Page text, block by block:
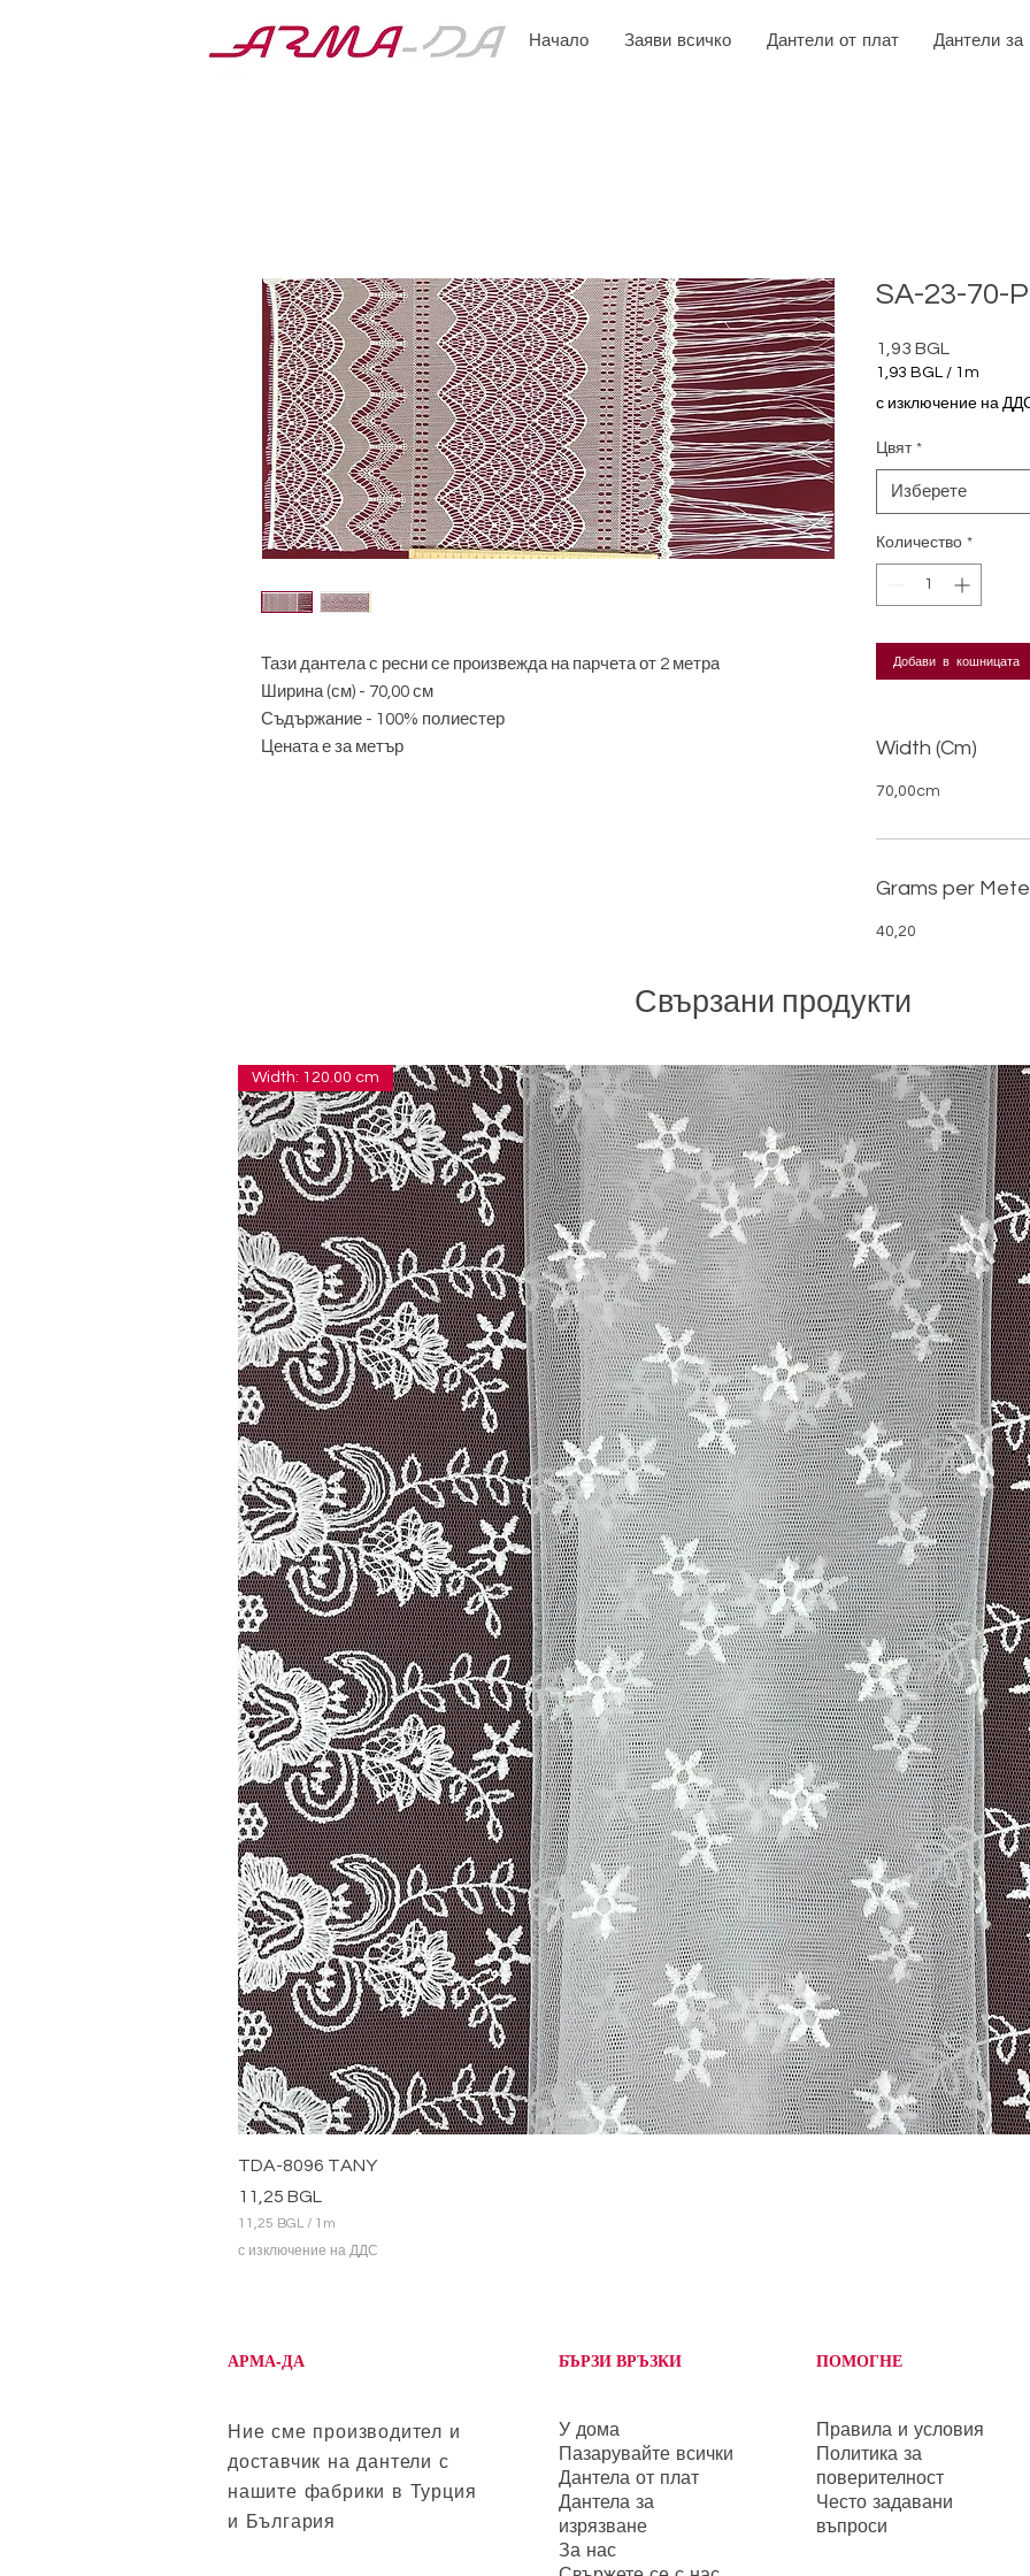
Начало Заяви всичко Дантели от плат Дантели за
Тази дантела с ресни се произвежда на парчета от 2 метра
Ширина (см) - 70,00 см
Съдържание - 100% полиестер
Цената е за метър
SA-23-70-P
1,93 BGL
1,93 BGL / 1m
1
Метър
с изключение на
Цвят *
Изберете
Количество *
Добави в кошницата
Width (Cm)
70,00cm
Grams per
40,20
Свързани продукти
Width: 120.00 cm
TDA-8096 TANY
Цена
11,25 BGL
11,25 BGL / 1m
1
G
а
М
т
с изключение на ДДС
АРМА-ДА
Ние сме производител и
доставчик на дантели с
нашите фабрики в Турция
и България
БЪРЗИ ВРЪЗКИ
У дома
Пазарувайте всички
Дантела от плат
Дантела за
изрязване
За нас
ПОМОГНЕ
Правила и условия
Политика за
поверителност
Често задавани
въпроси